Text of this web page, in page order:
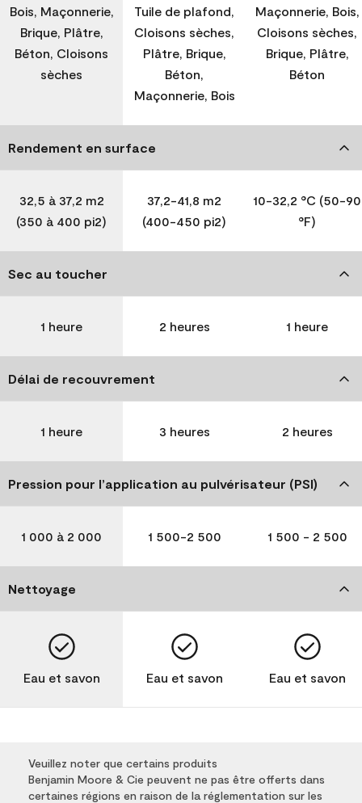
Bois, Maçonnerie,
Brique, Plâtre,
Béton, Cloisons
sèches
Tuile de plafond,
Cloisons sèches,
Plâtre, Brique,
Béton,
Maçonnerie, Bois
Maçonnerie, Bois,
Cloisons sèches,
Brique, Plâtre,
Béton
Rendement en surface
32,5 à 37,2 m2
(350 à 400 pi2)
37,2-41,8 m2
(400-450 pi2)
10-32,2 °C (50-90
°F)
Sec au toucher
1 heure 2 heures 1 heure
Délai de recouvrement
1 heure 3 heures 2 heures
Pression pour l’application au pulvérisateur (PSI)
1 000 à 2 000 1 500-2 500 1 500 - 2 500
Nettoyage
Eau et savon Eau et savon Eau et savon
Veuillez noter que certains produits
Benjamin Moore & Cie peuvent ne pas être offerts dans
certaines régions en raison de la réglementation sur les